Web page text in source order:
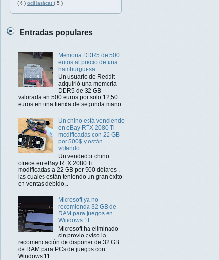
( 6 ) oclHashcat ( 5 )
Entradas populares
Memoria DDR5 de 500
euros al precio de una
hamburguesa
Un usuario de Reddit
adquirió una memoria
DDR5 de 32 GB
valorada en 500 euros por solo 12,50
euros en una tienda de segunda mano.
Un chino está vendiendo
en eBay RTX 2080 Ti
modificadas con 22 GB
por 500$ y están
volando
Un vendedor chino
ofrece en eBay RTX 2080 Ti
modificadas a 22 GB por 500 dólares ,
las cuales están teniendo un gran éxito
en ventas debido...
Microsoft ya no
recomienda 32 GB de
RAM para juegos en
Windows 11
Microsoft ha eliminado
sin previo aviso la
recomendación de disponer de 32 GB
de RAM para PCs de juegos con
Windows 11 .